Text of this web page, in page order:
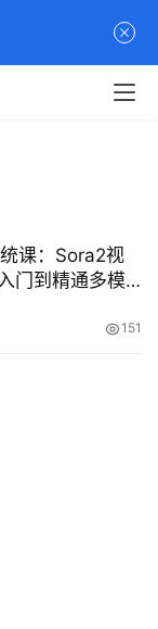
课：Sora2视
门到精通多模
151